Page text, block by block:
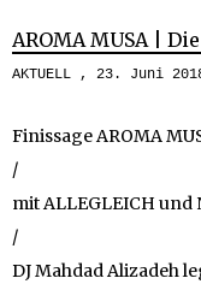
AROMA MUSA |
AKTUELL 23. Juni
Finissage AROMA
/
mit ALLEGLEICH und
/
DJ Mahdad Alizadeh